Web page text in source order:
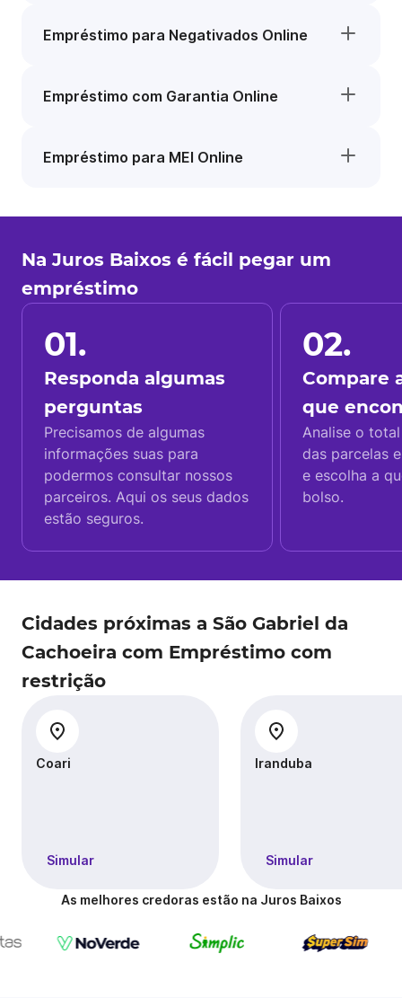
Empréstimo para Negativados Online
Empréstimo com Garantia Online
Empréstimo para MEI Online
Na Juros Baixos é fácil pegar um
empréstimo
01.
Responda algumas
perguntas
Precisamos de algumas
informações suas para
podermos consultar nossos
parceiros. Aqui os seus dados
estão seguros.
02.
Compare
que
Analise o
das parcelas
e escolha a
bolso.
Cidades próximas a São Gabriel da
Cachoeira com Empréstimo com
restrição
Coari
Simular
Iranduba
Simular
As melhores credoras estão na Juros Baixos